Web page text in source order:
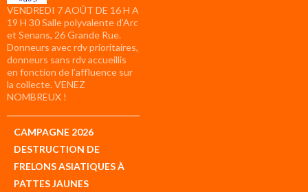
VENDREDI 7 AOÛT DE 16 H A
19 H 30 Salle polyvalente d’Arc
et Senans, 26 Grande Rue.
Donneurs avec rdv prioritaires,
donneurs sans rdv accueillis
en fonction de l’affluence sur
la collecte. VENEZ
NOMBREUX !
CAMPAGNE 2026
DESTRUCTION DE
FRELONS ASIATIQUES À
PATTES JAUNES